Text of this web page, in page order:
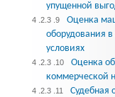
упущенной
4 .2.3 .9
Оценка
оборудования
условиях
4 .2.3 .10
Оценка
коммерческой
4 .2.3 .11
Судебная